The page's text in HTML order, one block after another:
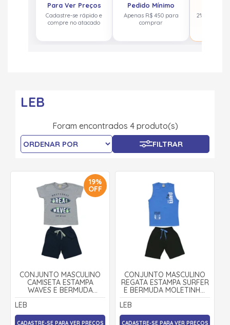
Para Ver Preços
Cadastre-se rápido e
compre no atacado
Pedido Mínimo
Apenas R$ 450 para
comprar
2% de volta
LEB
Foram encontrados 4 produto(s)
FILTRAR
19%
OFF
CONJUNTO MASCULINO
CAMISETA ESTAMPA
WAVES E BERMUDA
MOLETINHO 24724 - LEB
LEB
CADASTRE-SE PARA VER PREÇOS
CONJUNTO MASCULINO
REGATA ESTAMPA SURFER
E BERMUDA MOLETINHO
24866 - LEB
LEB
CADASTRE-SE PARA VER PREÇOS